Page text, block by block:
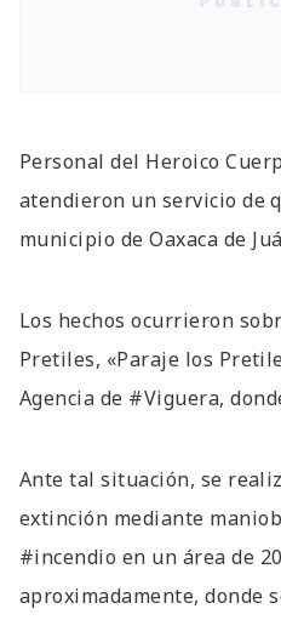
Personal del Heroico
atendieron un servicio de
municipio de Oaxaca de
Los hechos ocurrieron
Pretiles, «Paraje los
Agencia de #Viguera,
Ante tal situación, se
extinción mediante
#incendio en un área de
aproximadamente, donde